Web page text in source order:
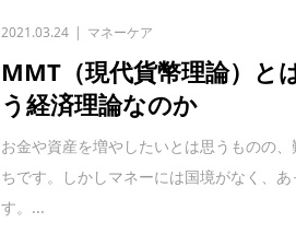
2021.03.24 マネーケア
MMT（現代貨幣理論）
う経済理論なのか
お金や資産を増やしたいとは思うものの
ちです。しかしマネーには国境がなく、
す。...